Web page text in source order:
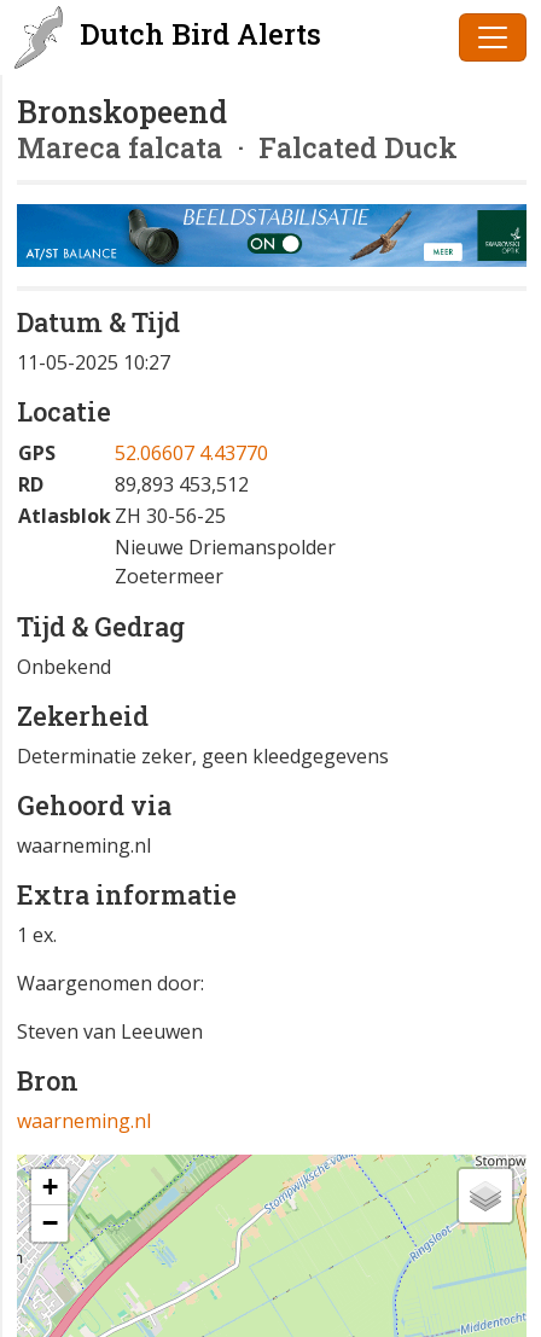
Dutch Bird Alerts
Bronskopeend
Mareca falcata · Falcated Duck
Datum & Tijd
11-05-2025 10:27
Locatie
GPS
52.06607 4.43770
RD
89,893 453,512
AtlasblokZH 30-56-25
Nieuwe Driemanspolder
Zoetermeer
Tijd & Gedrag
Onbekend
Zekerheid
Determinatie zeker, geen kleedgegevens
Gehoord via
waarneming.nl
Extra informatie
1 ex.
Waargenomen door:
Steven van Leeuwen
Bron
waarneming.nl
+
−